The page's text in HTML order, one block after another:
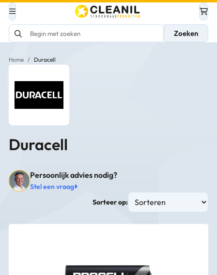
Zoeken
Home / Duracell
Duracell
Persoonlijk advies nodig?
Stel een vraag
Sorteer op: